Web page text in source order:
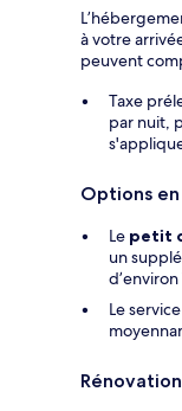
à votre
peuvent
Taxe
par nuit,
Options
Le petit
un
Le